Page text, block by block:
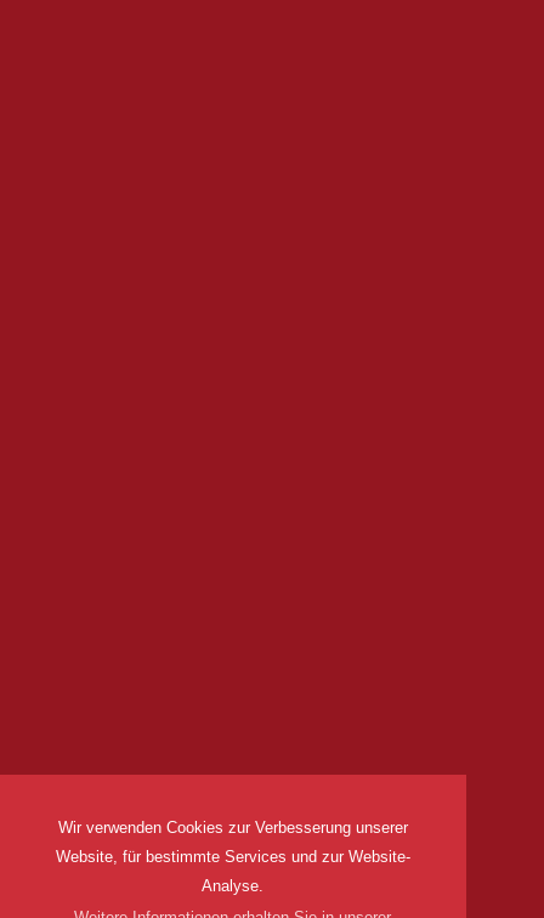
Wir verwenden Cookies zur Verbesserung unserer
Website, für bestimmte Services und zur Website-
Analyse.